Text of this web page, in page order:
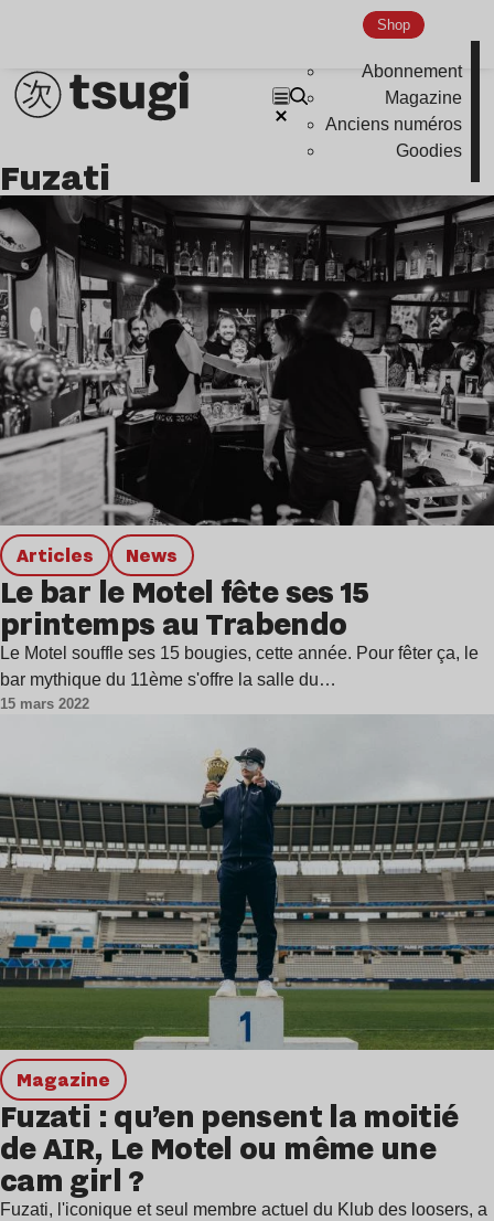
Shop
Abonnement
Magazine
Anciens numéros
Goodies
Fuzati
Articles news
Le bar le Motel fête ses 15
printemps au Trabendo
Le Motel souffle ses 15 bougies, cette année. Pour fêter ça, le
bar mythique du 11ème s'offre la salle du…
15 mars 2022
magazine
Fuzati : qu’en pensent la moitié
de AIR, Le Motel ou même une
cam girl ?
Fuzati, l'iconique et seul membre actuel du Klub des loosers, a